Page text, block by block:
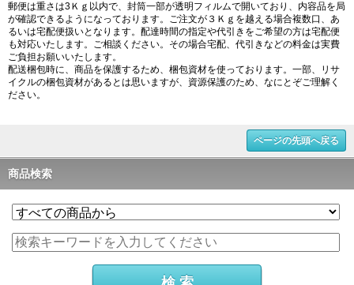
郵便は重さは3Ｋｇ以内で、封筒一部が透明フィルムで開いており、内容品を局
が確認できるようになっております。ご注文が３Ｋｇを越える場合複数口、あ
るいは宅配便扱いとなります。配達時間の指定や代引きをご希望の方は宅配便
も対応いたします。ご相談ください。その場合宅配、代引きなどの料金は実費
ご負担お願いいたします。
配送梱包時に、商品を保護するため、梱包資材を使っております。一部、リサ
イクルの梱包資材があるとは思いますが、資源保護のため、なにとぞご理解く
ださい。
ページの先頭へ戻る
商品検索